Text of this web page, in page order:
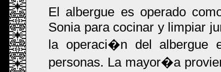
El albergue es operado
Sonia para cocinar y limpiar
la operaci�n del albergue
personas. La mayor�a